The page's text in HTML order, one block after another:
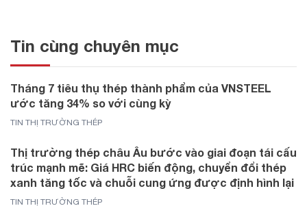
Tin cùng chuyên mục
Tháng 7 tiêu thụ thép thành phẩm của VNSTEEL
ước tăng 34% so với cùng kỳ
TIN THỊ TRƯỜNG THÉP
Thị trường thép châu Âu bước vào giai đoạn tái cấu
trúc mạnh mẽ: Giá HRC biến động, chuyển đổi thép
xanh tăng tốc và chuỗi cung ứng được định hình lại
TIN THỊ TRƯỜNG THÉP